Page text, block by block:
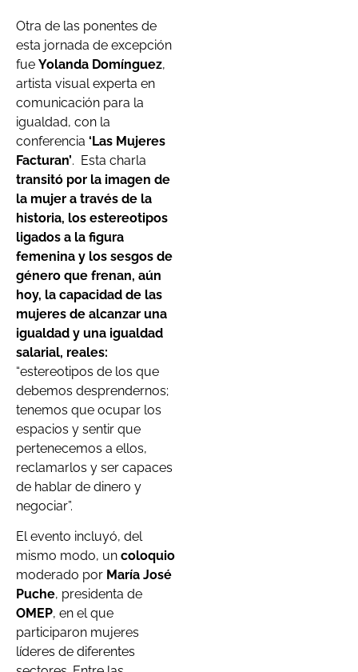
Otra de las ponentes de
esta jornada de excepción
fue Yolanda Domínguez,
artista visual experta en
comunicación para la
igualdad, con la
conferencia ‘Las Mujeres
Facturan’. Esta charla
transitó por la imagen de
la mujer a través de la
historia, los estereotipos
ligados a la figura
femenina y los sesgos de
género que frenan, aún
hoy, la capacidad de las
mujeres de alcanzar una
igualdad y una igualdad
salarial, reales:
“estereotipos de los que
debemos desprendernos;
tenemos que ocupar los
espacios y sentir que
pertenecemos a ellos,
reclamarlos y ser capaces
de hablar de dinero y
negociar”.
El evento incluyó, del
mismo modo, un coloquio
moderado por María José
Puche, presidenta de
OMEP, en el que
participaron mujeres
líderes de diferentes